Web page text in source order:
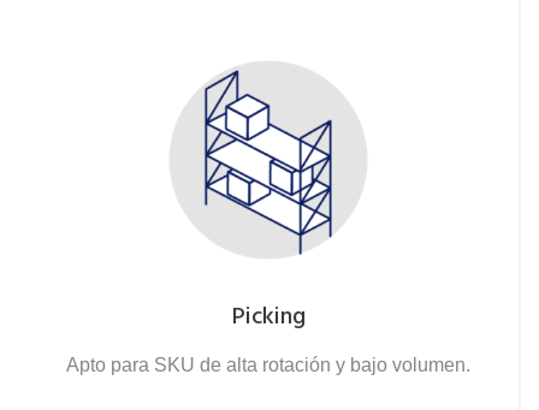
Picking
Apto para SKU de alta rotación y bajo volumen.